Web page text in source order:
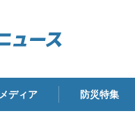
メディア 防災特集